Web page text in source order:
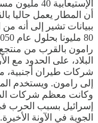
أن المطار يعمل حاليا
ببيانات تشير إلى أنه
رامون بالقرب من
البلاد، على الحدود
شركات طيران أجنبية،
إلى رامون. ويستخدم
وكانت معظم شركات
إسرائيل بسبب الحرب
الجوية في الآونة الأخيرة.